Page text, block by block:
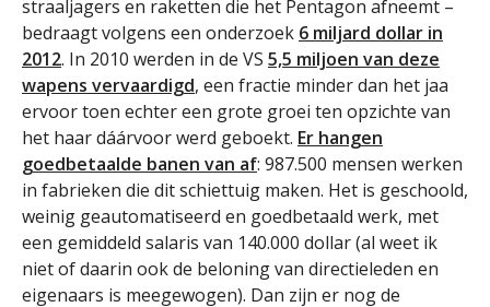
straaljagers en raketten die het Pentagon afneemt –
bedraagt volgens een onderzoek 6 miljard dollar in
2012. In 2010 werden in de VS 5,5 miljoen van deze
wapens vervaardigd, een fractie minder dan het jaa
ervoor toen echter een grote groei ten opzichte van
het haar dáárvoor werd geboekt. Er hangen
goedbetaalde banen van af: 987.500 mensen werken
in fabrieken die dit schiettuig maken. Het is geschoold,
weinig geautomatiseerd en goedbetaald werk, met
een gemiddeld salaris van 140.000 dollar (al weet ik
niet of daarin ook de beloning van directieleden en
eigenaars is meegewogen). Dan zijn er nog de